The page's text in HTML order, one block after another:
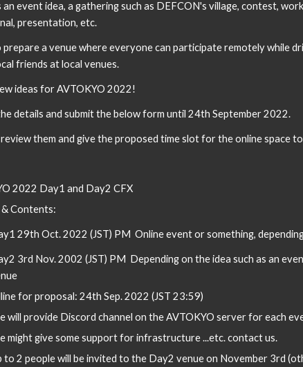
an event idea, a gathering such as DEFCON's village, contest,
presentation, etc.
a venue where everyone can participate remotely while
friends at local venues.
ideas for AVTOKYO 2022!
details and submit the below form until 24th September 2022.
review them and give the proposed time slot for the online space
2022 Day1 and Day2 CFX
& Contents:
29th Oct. 2022 (JST) PM
  Online event
or something,
3rd Nov. 2002 (JST) PM  Depending on the idea such as an
for proposal: 24th Sep. 2022 (JST 23:59)
will provide Discord channel on the AVTOKYO server for each
might give some support for infrastructure ...etc. contact us.
to 2 people will be invited to the Day2 venue on November 3rd